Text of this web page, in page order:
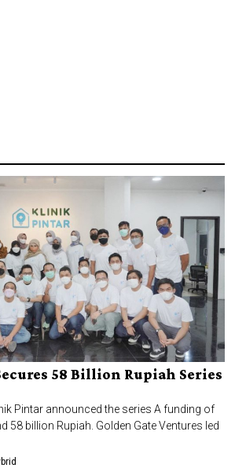
58 Billion Rupiah Series
Pintar announced the series A funding of
58 billion Rupiah. Golden Gate Ventures led